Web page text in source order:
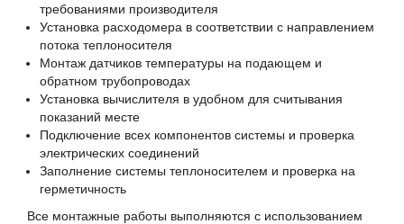
требованиями производителя
Установка расходомера в соответствии с направлением
потока теплоносителя
Монтаж датчиков температуры на подающем и
обратном трубопроводах
Установка вычислителя в удобном для считывания
показаний месте
Подключение всех компонентов системы и проверка
электрических соединений
Заполнение системы теплоносителем и проверка на
герметичность
Все монтажные работы выполняются с использованием